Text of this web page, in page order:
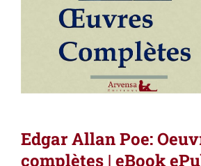
Edgar Allan Poe:
complètes | eBook